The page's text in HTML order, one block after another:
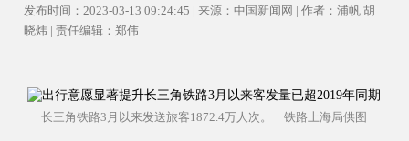
发布时间：2023-03-13 09:24:45 | 来源：中国新闻网 | 作者：浦帆 胡
晓炜 | 责任编辑：郑伟
长三角铁路3月以来发送旅客1872.4万人次。 铁路上海局供图